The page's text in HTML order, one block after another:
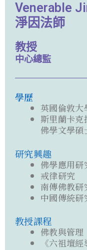
Venerable
淨因法師
教授
中心總監
學歷
英國倫敦大
斯里蘭卡克
佛學文學碩
研究興趣
佛學應用研
戒律研究
南傳佛教研
中國傳統研
教授課程
佛教與管理
《六祖壇經